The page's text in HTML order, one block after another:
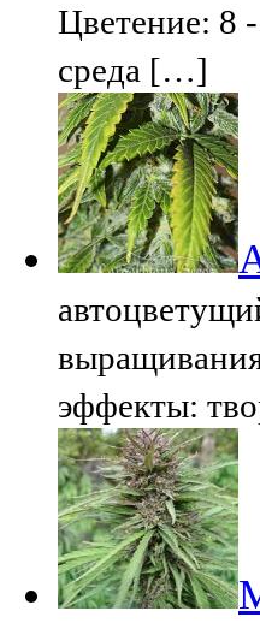
Цветение: 8
среда […]
эффекты: